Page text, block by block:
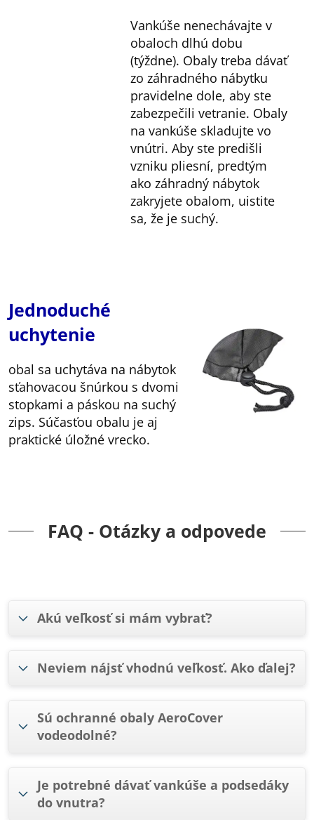
Vankúše nenechávajte v
obaloch dlhú dobu
(týždne). Obaly treba dávať
zo záhradného nábytku
pravidelne dole, aby ste
zabezpečili vetranie. Obaly
na vankúše skladujte vo
vnútri. Aby ste predišli
vzniku pliesní, predtým
ako záhradný nábytok
zakryjete obalom, uistite
sa, že je suchý.
Jednoduché
uchytenie
obal sa uchytáva na nábytok
sťahovacou šnúrkou s dvomi
stopkami a páskou na suchý
zips. Súčasťou obalu je aj
praktické úložné vrecko.
FAQ - Otázky a odpovede
Akú veľkosť si mám vybrať?
Neviem nájsť vhodnú veľkosť. Ako ďalej?
Sú ochranné obaly AeroCover
vodeodolné?
Je potrebné dávať vankúše a podsedáky
do vnutra?